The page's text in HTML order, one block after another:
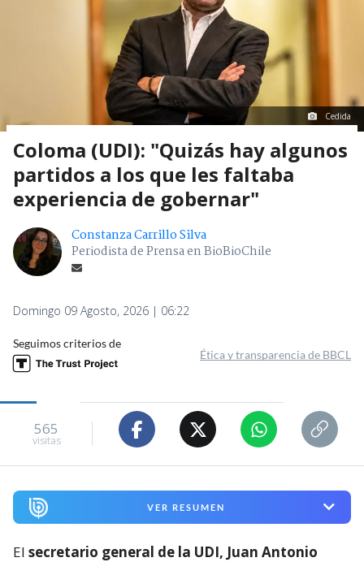
Cedida
Coloma (UDI): "Quizás hay algunos
partidos a los que les faltaba
experiencia de gobernar"
Constanza Carrillo Silva
Periodista de Prensa en BioBioChile
Domingo 09 Agosto, 2026 | 06:22
Seguimos criterios de
Ética y transparencia de BBCL
565
visitas
VER RESUMEN
El secretario general de la UDI, Juan Antonio